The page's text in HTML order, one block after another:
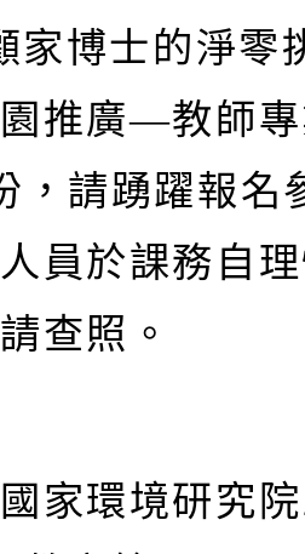
家博士的淨零
推廣—教師
，請踴躍報名
員於課務自
查照。
家環境研究院